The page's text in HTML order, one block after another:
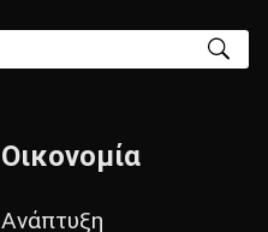
Οικονομία
Ανάπτυξη